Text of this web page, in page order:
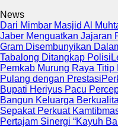
News
Dari Mimbar Masjid Al
Jaber Menguatkan Jajaran
Gram Disembunyikan
Tabalong Ditangkap Polisi
Pemkab Murung Raya
Pulang dengan Prestasi
Bupati Heriyus Pacu
Bangun Keluarga
Sepakat Perkuat
Pertajam Sinergi “Kayuh